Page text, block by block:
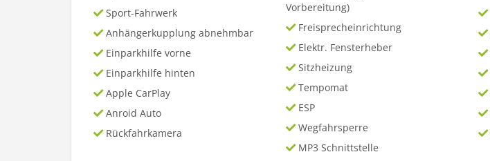
Sport-Fahrwerk
Anhängerkupplung abnehmbar
Einparkhilfe vorne
Einparkhilfe hinten
Apple CarPlay
Anroid Auto
Rückfahrkamera
Vorbereitung)
Freisprecheinrichtung
Elektr. Fensterheber
Sitzheizung
Tempomat
ESP
Wegfahrsperre
MP3 Schnittstelle